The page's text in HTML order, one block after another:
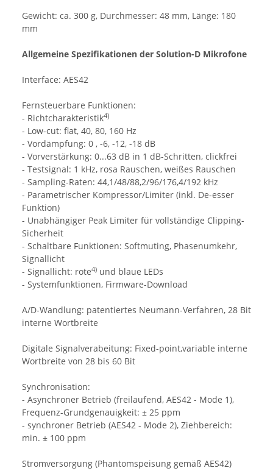
Gewicht: ca. 300 g, Durchmesser: 48 mm, Länge: 180
mm
Allgemeine Spezifikationen der Solution-D Mikrofone
Interface: AES42
Fernsteuerbare Funktionen:
- Richtcharakteristik4)
- Low-cut: flat, 40, 80, 160 Hz
- Vordämpfung: 0 , -6, -12, -18 dB
- Vorverstärkung: 0...63 dB in 1 dB-Schritten, clickfrei
- Testsignal: 1 kHz, rosa Rauschen, weißes Rauschen
- Sampling-Raten: 44,1/48/88,2/96/176,4/192 kHz
- Parametrischer Kompressor/Limiter (inkl. De-esser
Funktion)
- Unabhängiger Peak Limiter für vollständige Clipping-
Sicherheit
- Schaltbare Funktionen: Softmuting, Phasenumkehr,
Signallicht
- Signallicht: rote4) und blaue LEDs
- Systemfunktionen, Firmware-Download
A/D-Wandlung: patentiertes Neumann-Verfahren, 28 Bit
interne Wortbreite
Digitale Signalverabeitung: Fixed-point,variable interne
Wortbreite von 28 bis 60 Bit
Synchronisation:
- Asynchroner Betrieb (freilaufend, AES42 - Mode 1),
Frequenz-Grundgenauigkeit: ± 25 ppm
- synchroner Betrieb (AES42 - Mode 2), Ziehbereich:
min. ± 100 ppm
Stromversorgung (Phantomspeisung gemäß AES42)